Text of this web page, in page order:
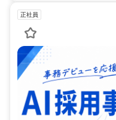
正社員